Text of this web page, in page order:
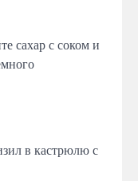
сахар с соком и
в кастрюлю с